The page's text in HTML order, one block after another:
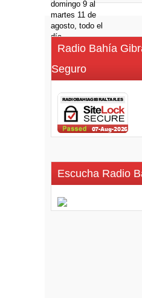
Radio Bahía
Seguro
Escucha Radio